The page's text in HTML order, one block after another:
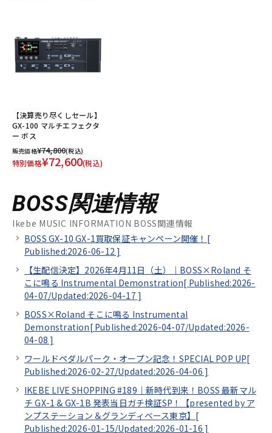
【決算売り尽くしセール】
GX-100 マルチエフェクタ
ー ボス
販売価格¥74,800(税込)
特別価格¥72,600(税込)
BOSS関連情報
Ikebe MUSIC INFORMATION BOSS関連情報
BOSS GX-10 GX-1買取保証キャンペーン開催！[
Published:2026-06-12 ]
【生配信決定】2026年4月11日（土）｜BOSS×Roland そ
こに鳴る Instrumental Demonstration[ Published:2026-
04-07/Updated:2026-04-17 ]
BOSS×Roland そこに鳴る Instrumental
Demonstration[ Published:2026-04-07/Updated:2026-
04-08 ]
ワールドペダルパーク・オープン記念！SPECIAL POP UP[
Published:2026-02-27/Updated:2026-04-06 ]
IKEBE LIVE SHOPPING #189｜新時代到来！BOSS 最新マル
チ GX-1 & GX-1B 発表当日ガチ検証SP！【presented by ア
ンプステーション＆グランディベース東京】[
Published:2026-01-15/Updated:2026-01-16 ]